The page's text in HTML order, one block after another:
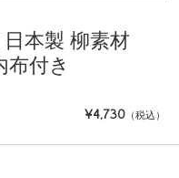
本製 柳素材
付き
¥4,730 （税込）